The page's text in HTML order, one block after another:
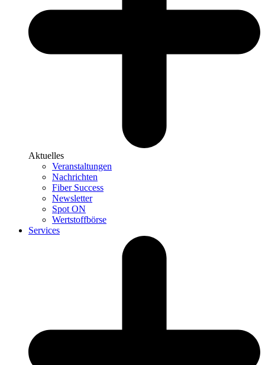
Aktuelles
Veranstaltungen
Nachrichten
Fiber Success
Newsletter
Spot ON
Wertstoffbörse
Services